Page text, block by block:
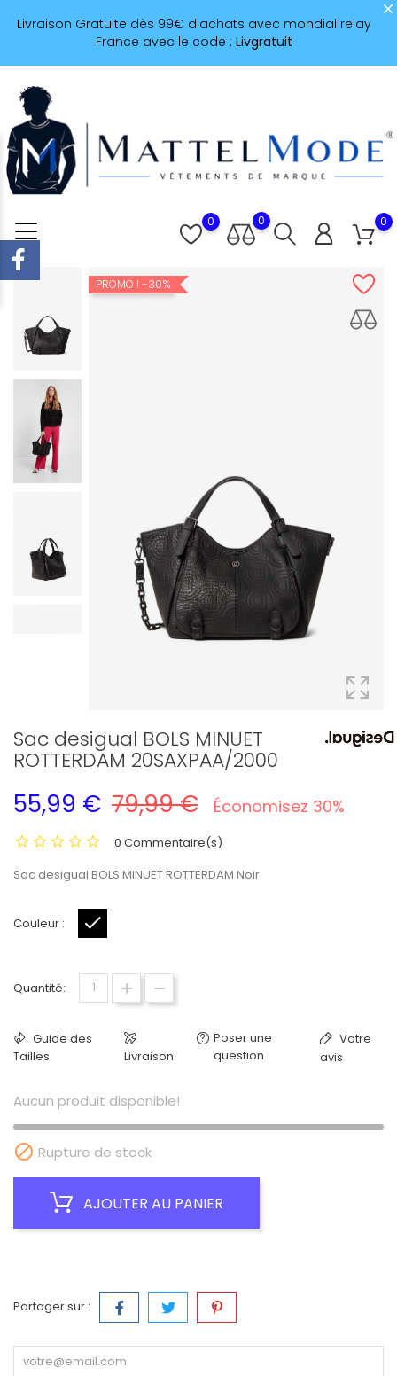
Livraison Gratuite dès 99€ d'achats avec mondial relay
France avec le code : Livgratuit
0
0
0
PROMO ! -30%
Sac desigual BOLS MINUET
ROTTERDAM 20SAXPAA/2000
55,99 € 79,99 € Économisez 30%
0 Commentaire(s)
Sac desigual BOLS MINUET ROTTERDAM Noir
Couleur :
Quantité:
Guide des
Tailles
Livraison
Poser une
question
Votre
avis
Aucun produit disponible!
 Rupture de stock
AJOUTER AU PANIER
Partager sur :